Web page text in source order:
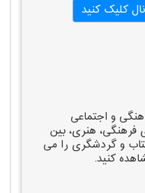
کلیک کنید
و اجتماعی
فرهنگی، هنری، بین
و گردشگری را می
کنید.